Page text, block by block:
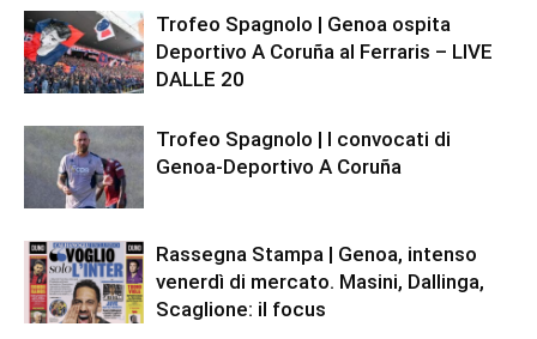
Trofeo Spagnolo | Genoa ospita
Deportivo A Coruña al Ferraris – LIVE
DALLE 20
Trofeo Spagnolo | I convocati di
Genoa-Deportivo A Coruña
Rassegna Stampa | Genoa, intenso
venerdì di mercato. Masini, Dallinga,
Scaglione: il focus